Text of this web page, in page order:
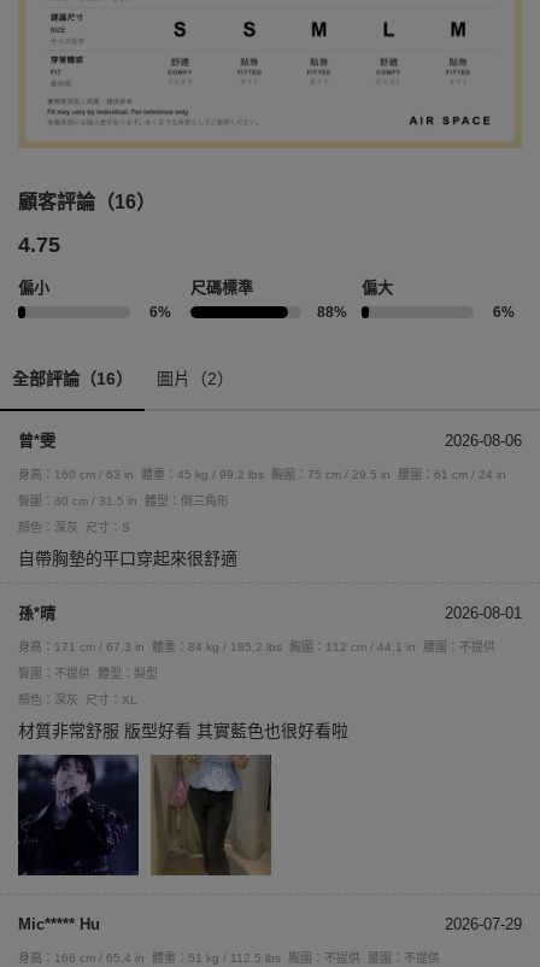
顧客評論（16）
4.75
偏小
6%
尺碼標準
88%
偏大
6%
全部評論（16） 圖片（2）
曾*雯 2026-08-06
身高：160 cm / 63 in 體重：45 kg / 99.2 lbs 胸圍：75 cm / 29.5 in
腰圍：61 cm / 24 in
臀圍：80 cm / 31.5 in
體型：倒三角形
顏色：深灰
尺寸：S
自帶胸墊的平口穿起來很舒適
孫*晴 2026-08-01
身高：171 cm / 67.3 in 體重：84 kg / 185.2 lbs 胸圍：112 cm / 44.1 in
腰圍：不提供
臀圍：不提供
體型：梨型
顏色：深灰
尺寸：XL
材質非常舒服 版型好看 其實藍色也很好看啦
Mic***** Hu 2026-07-29
身高：166 cm / 65.4 in 體重：51 kg / 112.5 lbs 胸圍：不提供
腰圍：不提供